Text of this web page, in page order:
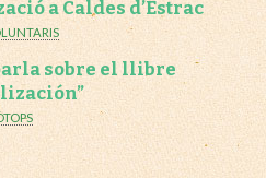
a Caldes d’Estrac
sobre el llibre